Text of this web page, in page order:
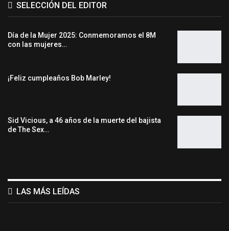
SELECCIÓN DEL EDITOR
Día de la Mujer 2025: Conmemoramos el 8M
con las mujeres…
¡Feliz cumpleaños Bob Marley!
Sid Vicious, a 46 años de la muerte del bajista
de The Sex…
LAS MÁS LEÍDAS